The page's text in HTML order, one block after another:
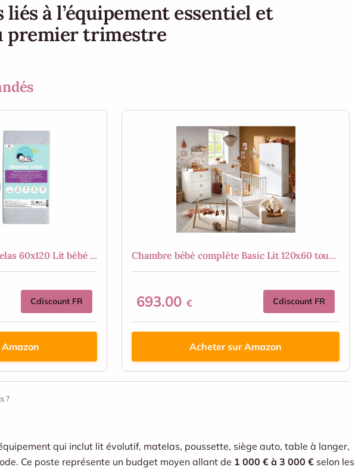
à l’équipement essentiel et
premier trimestre
60x120 Lit bébé ...
Cdiscount FR
Chambre bébé complète Basic Lit 120x60 tou...
693.00 € Cdiscount FR
Acheter sur Amazon
?
qui inclut lit évolutif, matelas, poussette, siège auto, table à langer,
Ce poste représente un budget moyen allant de 1 000 € à 3 000 € selon les